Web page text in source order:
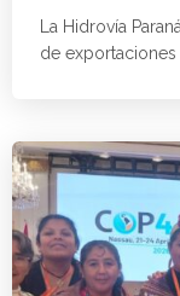
La Hidrovía
de